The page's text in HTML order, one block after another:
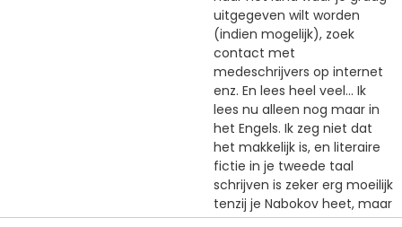
uitgegeven wilt worden
(indien mogelijk), zoek
contact met
medeschrijvers op internet
enz. En lees heel veel... Ik
lees nu alleen nog maar in
het Engels. Ik zeg niet dat
het makkelijk is, en literaire
fictie in je tweede taal
schrijven is zeker erg moeilijk
tenzij je Nabokov heet, maar
onmogelijk zeker niet.